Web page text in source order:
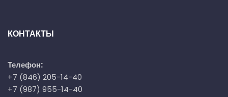
КОНТАКТЫ
Телефон:
+7 (846) 205-14-40
+7 (987) 955-14-40